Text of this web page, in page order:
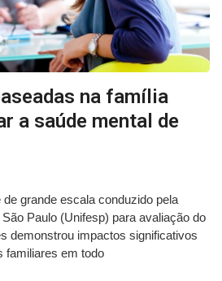
na família
a saúde mental de
grande escala conduzido pela
Paulo (Unifesp) para avaliação do
demonstrou impactos significativos
familiares em todo